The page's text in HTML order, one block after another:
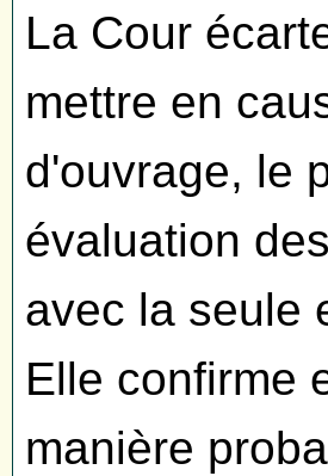
La Cour
mettre en
d'ouvrage, le
évaluation
avec la seule
Elle confirme
manière